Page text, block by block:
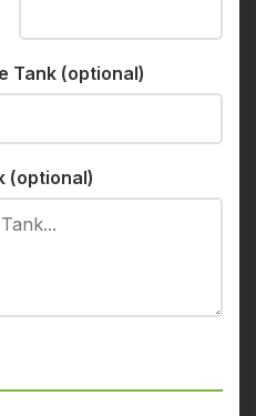
Tank (optional)
(optional)